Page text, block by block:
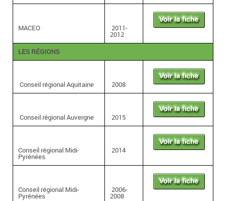
MACEO 2011-
2012
LES RÉGIONS
Conseil régional Aquitaine 2008
Conseil régional Auvergne 2015
Conseil régional Midi-
Pyrénées
2014
Conseil régional Midi-
Pyrénées
2006-
2008